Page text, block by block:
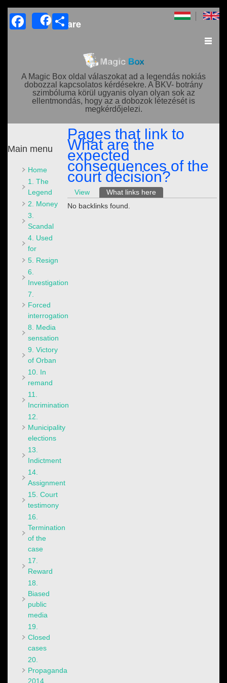
Facebook
ShareShare
A Magic Box oldal válaszokat ad a legendás nokiás
dobozzal kapcsolatos kérdésekre. A BKV- botrány
szimbóluma körül ugyanis olyan olyan sok az
ellentmondás, hogy az a dobozok létezését is
megkérdőjelezi.
Main menu
Home
1. The
Legend
2. Money
3.
Scandal
4. Used
for
5. Resign
6.
Investigation
7.
Forced
interrogation
8. Media
sensation
9. Victory
of Orban
10. In
remand
11.
Incrimination
12.
Municipality
elections
13.
Indictment
14.
Assignment
15. Court
testimony
16.
Termination
of the
case
17.
Reward
18.
Biased
public
media
19.
Closed
cases
20.
Propaganda
2014
Pages that link to ​
What are the
expected
consequences of the
court decision?
Primary tabs
View What links here
No backlinks found.